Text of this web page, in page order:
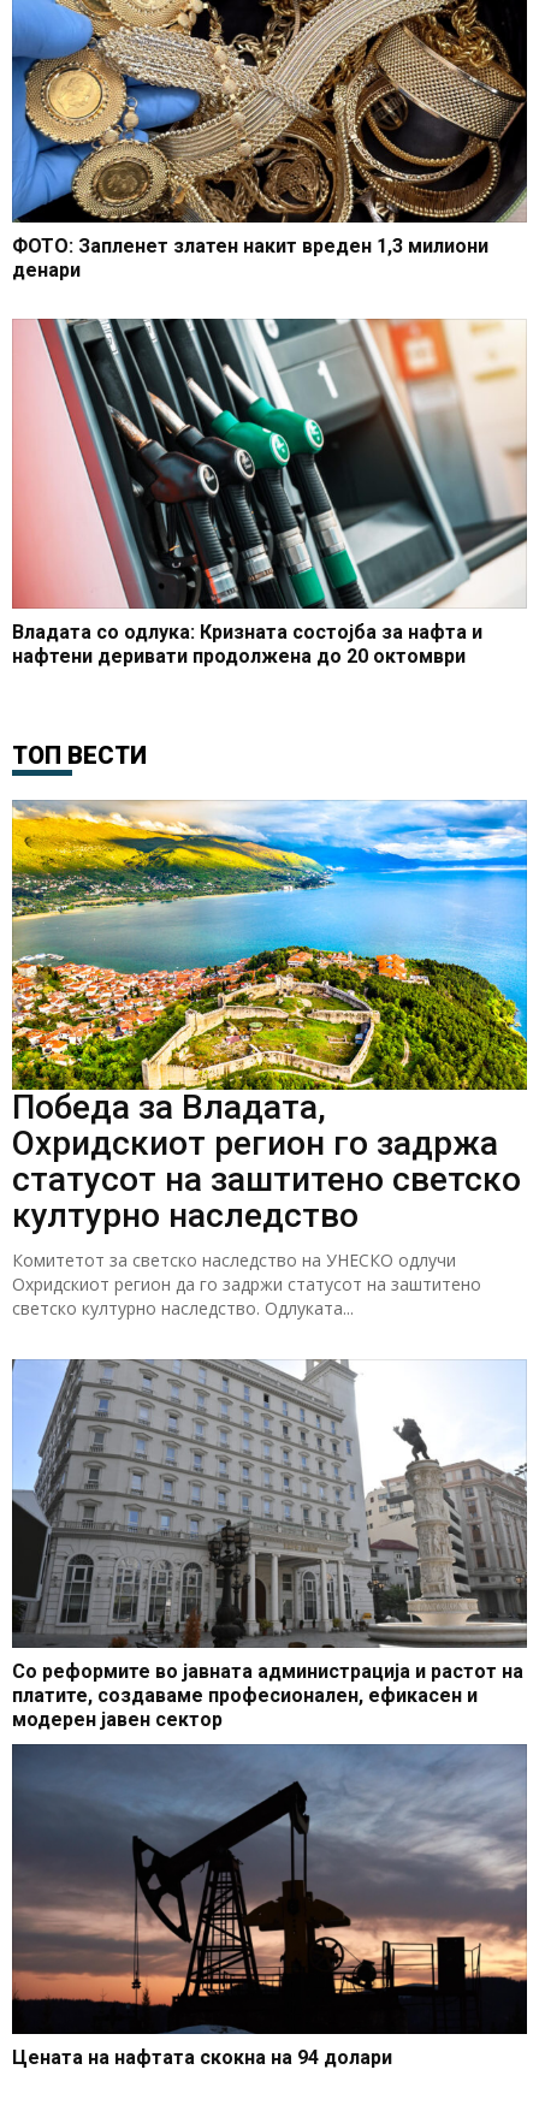
ФОТО: Запленет златен накит вреден 1,3 милиони
денари
Владата со одлука: Кризната состојба за нафта и
нафтени деривати продолжена до 20 октомври
ТОП ВЕСТИ
Победа за Владата,
Охридскиот регион го задржа
статусот на заштитено светско
културно наследство
Комитетот за светско наследство на УНЕСКО одлучи
Охридскиот регион да го задржи статусот на заштитено
светско културно наследство. Одлуката...
Со реформите во јавната администрација и растот на
платите, создаваме професионален, ефикасен и
модерен јавен сектор
Цената на нафтата скокна на 94 долари